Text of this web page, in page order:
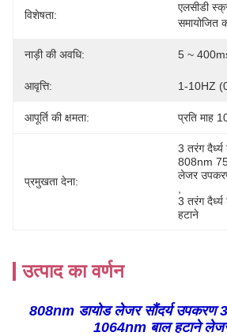
विशेषता:
एलसीडी
समायोजित
नाड़ी की अवधि: 5 ~
आवृत्ति: 1-10HZ
आपूर्ति की क्षमता: प्रति माह
प्रमुखता देना:
3 तरंग
808nm
लेजर
3 तरंग
हटाने
उत्पाद का वर्णन
808nm डायोड लेजर सौंदर्य उपकरण
1064nm बाल हटाने